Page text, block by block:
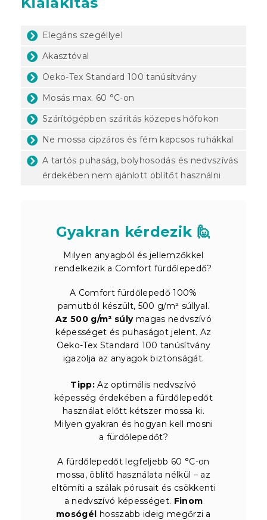
Elegáns szegéllyel
Akasztóval
Oeko-Tex Standard 100 tanúsítvány
Mosás max. 60 °C-on
Szárítógépben szárítás közepes hőfokon
Ne mossa cipzáros és fém kapcsos ruhákkal
A tartós puhaság, bolyhosodás és nedvszívás
érdekében nem ajánlott öblítőt használni
Gyakran kérdezik 🙋
Milyen anyagból és jellemzőkkel
rendelkezik a Comfort fürdőlepedő?
A Comfort fürdőlepedő 100%
pamutból készült, 500 g/m² súllyal.
Az 500 g/m² súlymagas nedvszívó
képességet és puhaságot jelent. Az
Oeko-Tex Standard 100 tanúsítvány
igazolja az anyagok biztonságát.
Tipp: Az optimális nedvszívó
képesség érdekében a fürdőlepedőt
használat előtt kétszer mossa ki.
Milyen gyakran és hogyan kell mosni
a fürdőlepedőt?
A fürdőlepedőt legfeljebb 60 °C-on
mossa, öblítő használata nélkül – az
eltömíti a szálak pórusait és csökkenti
a nedvszívó képességet. Finom
mosógél hosszabb ideig megőrzi a